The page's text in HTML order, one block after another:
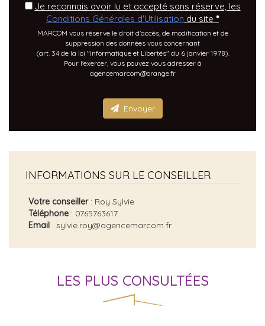
Je reconnais avoir lu et accepté sans réserve, les
Conditions Générales d'Utilisation du site *
MARCOM vous réserve le droit d'accès, de modification et de
suppression des données vous concernant
(art. 34 de la loi "Informatique et Libertés" du 6 janvier 1978).
Pour l'exercer, vous pouvez vous adresser à
agencemarcom@orange.fr
Envoyer
INFORMATIONS SUR LE CONSEILLER
Votre conseiller: Roy Sylvie
Téléphone : 0765763617
Email : sylvie.roy@agencemarcom.fr
LES PLUS CONSULTÉES